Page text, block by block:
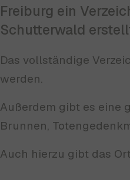
Freiburg ein
Schutterwald
Das vollständige
werden.
Außerdem gibt es eine
Brunnen,
Auch hierzu gibt das